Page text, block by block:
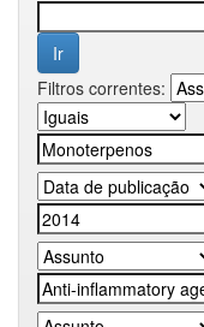
Filtros correntes: